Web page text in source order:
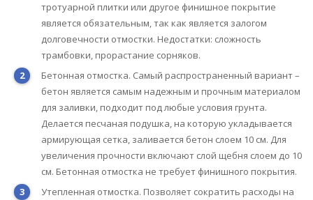
тротуарной плитки или другое финишное покрытие
является обязательным, так как является залогом
долговечности отмостки. Недостатки: сложность
трамбовки, прорастание сорняков.
Бетонная отмостка. Самый распространенный вариант –
бетон является самым надежным и прочным материалом
для заливки, подходит под любые условия грунта.
Делается песчаная подушка, на которую укладывается
армирующая сетка, заливается бетон слоем 10 см. Для
увеличения прочности включают слой щебня слоем до 10
см. Бетонная отмостка не требует финишного покрытия.
Утепленная отмостка. Позволяет сократить расходы на